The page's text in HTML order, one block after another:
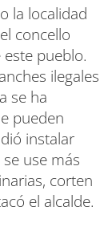
la localidad
concello
pueblo.
ilegales
se ha
pueden
instalar
use más
corten
el alcalde.